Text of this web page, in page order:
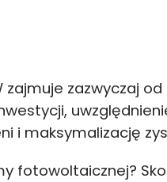
zazwyczaj od
i maksymalizację
fotowoltaicznej?